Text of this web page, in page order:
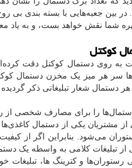
بین جعبه‌هایی با بسته بندی بی
شما نقش خواهد بست، و به یاد
کوکتل
به روی دستمال کوکتل دقت
سر هر میز یک مخزن دستمال
دستمال شعار تبلیغاتی ذکر
را برای مصارف شخصی از
از مشتریان یکی از دستمال
می‌شود. بنابراین اگر از
تبلیغات کلامی به واسطه یک
رستوران‌ها و کترینگ ها، تبلیغات